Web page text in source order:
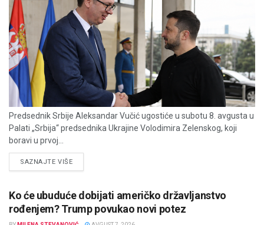
Predsednik Srbije Aleksandar Vučić ugostiće u subotu 8. avgusta u
Palati „Srbija“ predsednika Ukrajine Volodimira Zelenskog, koji
boravi u prvoj...
SAZNAJTE VIŠEDETAILS
Ko će ubuduće dobijati američko državljanstvo
rođenjem? Trump povukao novi potez